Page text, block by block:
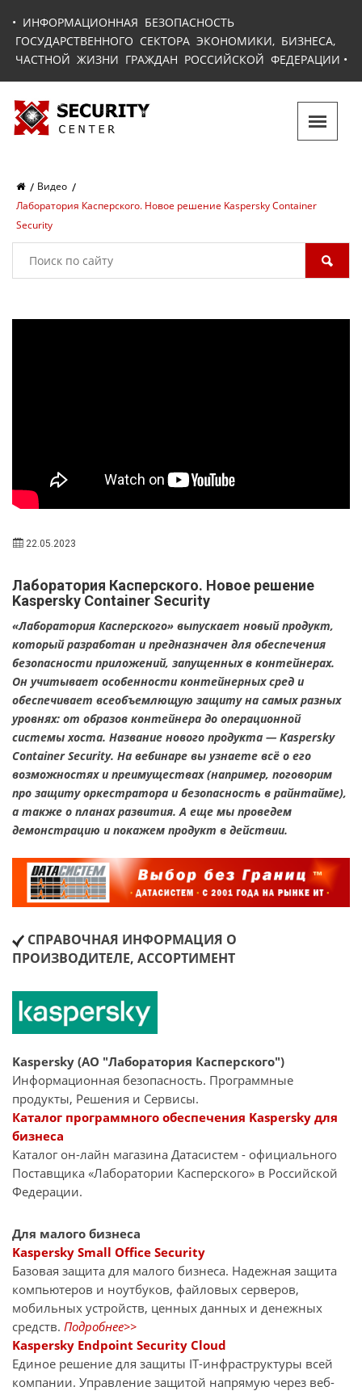
• ИНФОРМАЦИОННАЯ БЕЗОПАСНОСТЬ
ГОСУДАРСТВЕННОГО СЕКТОРА ЭКОНОМИКИ, БИЗНЕСА,
ЧАСТНОЙ ЖИЗНИ ГРАЖДАН РОССИЙСКОЙ ФЕДЕРАЦИИ •
Видео
Лаборатория Касперского. Новое решение Kaspersky Container
Security
22.05.2023
Лаборатория Касперского. Новое решение
Kaspersky Container Security
«Лаборатория Касперского» выпускает новый продукт,
который разработан и предназначен для обеспечения
безопасности приложений, запущенных в контейнерах.
Он учитывает особенности контейнерных сред и
обеспечивает всеобъемлющую защиту на самых разных
уровнях: от образов контейнера до операционной
системы хоста. Название нового продукта — Kaspersky
Container Security. На вебинаре вы узнаете всё о его
возможностях и преимуществах (например, поговорим
про защиту оркестратора и безопасность в райнтайме),
а также о планах развития. А еще мы проведем
демонстрацию и покажем продукт в действии.
СПРАВОЧНАЯ ИНФОРМАЦИЯ О
ПРОИЗВОДИТЕЛЕ, АССОРТИМЕНТ
Kaspersky (АО "Лаборатория Касперского")
Информационная безопасность. Программные
продукты, Решения и Сервисы.
Каталог программного обеспечения Kaspersky для
бизнеса
Каталог он-лайн магазина Датасиcтем - официального
Поставщика «Лаборатории Касперского» в Российской
Федерации.
Для малого бизнеса
Kaspersky Small Office Security
Базовая защита для малого бизнеса. Надежная защита
компьютеров и ноутбуков, файловых серверов,
мобильных устройств, ценных данных и денежных
средств. Подробнее>>
Kaspersky Endpoint Security Cloud
Единое решение для защиты IT-инфраструктуры всей
компании. Управление защитой напрямую через веб-